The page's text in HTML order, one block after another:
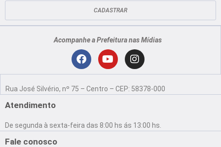
CADASTRAR
Acompanhe a Prefeitura nas Mídias
F
c
o
o
Y
u
b
e
I
n
s
g
r
Rua José Silvério, nº 75 – Centro – CEP: 58378-000
Atendimento
De segunda à sexta-feira das 8:00 hs ás 13:00 hs.
Fale conosco